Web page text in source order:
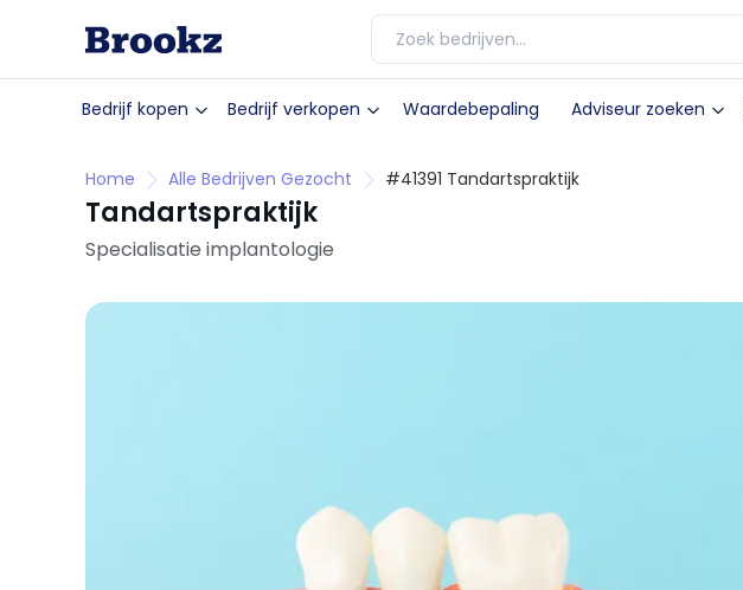
Bedrijf kopen Bedrijf verkopen Waardebepaling Adviseur zoeken
Home Alle Bedrijven Gezocht #41391 Tandartspraktijk
Tandartspraktijk
Specialisatie implantologie